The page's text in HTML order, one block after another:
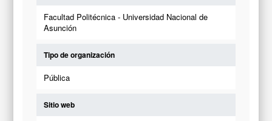
Facultad Politécnica - Universidad Nacional de
Asunción
Tipo de organización
Pública
Sitio web